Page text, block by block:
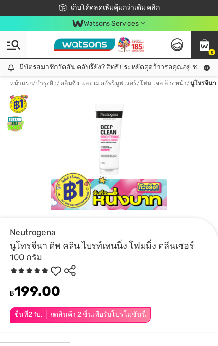
เก็บโค้ดลดเพิ่มคุ้มกว่าเดิม คลิก
ชอปออนไลน์ครั้งแรก ลดเพิ่มจุก ๆ 10%! 🎉
📦ส่งฟรี! เมื่อชอป 499฿
สมาชิกวัตสัน คลับดียังไง?
Watsons Services
0
มีบัตรสมาชิกวัตสัน คลับรึยัง? สิทธิประหยัดสุดว้าวรอคุณอยู่ ชอปคุ้มกว่าเดิม คลิก!
มีบัตรสมาชิกวัตสัน คลับรึยัง? สิทธิประหยัดสุดว้าวรอคุณอยู่ ชอปคุ้มก
หน้าแรก/บำรุงผิว/ คลีนซิ่ง และ เมคอัพรีมูฟเวอร์/โฟม เจล ล้างหน้า/นูโทรจีนา
Neutrogena
นูโทรจีนา ดีพ คลีน ไบรท์เทนนิ่ง โฟมมิ่ง คลีนเซอร์
100 กรัม
ชิ้นที่2 1บ. │ กดสินค้า 2 ชิ้นเพื่อรับโปรโมชันนี้
฿199.00